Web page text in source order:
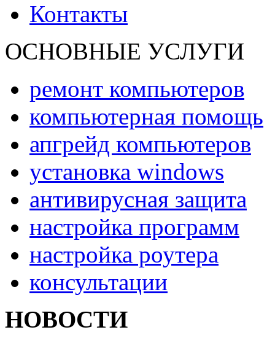
Контакты
ОСНОВНЫЕ УСЛУГИ
ремонт компьютеров
компьютерная помощь
апгрейд компьютеров
установка windows
антивирусная защита
настройка программ
настройка роутера
консультации
НОВОСТИ